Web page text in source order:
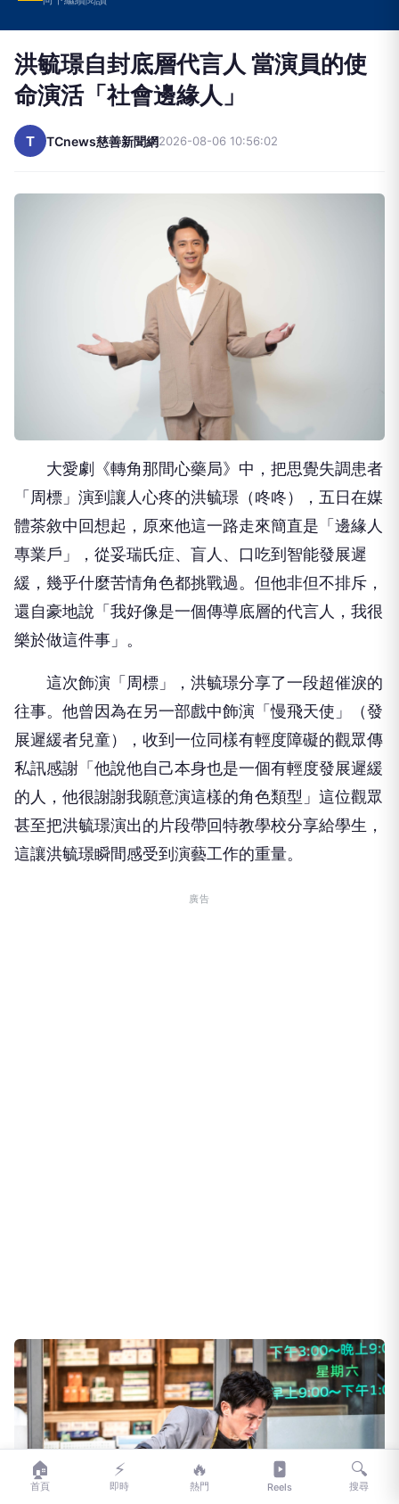
洪毓璟自封底層代言人 當演員的使
命演活「社會邊緣人」
T TCnews慈善新聞網2026-08-06 10:56:02
大愛劇《轉角那間心藥局》中，把思覺失調患者
「周標」演到讓人心疼的洪毓璟（咚咚），五日在媒
體茶敘中回想起，原來他這一路走來簡直是「邊緣人
專業戶」，從妥瑞氏症、盲人、口吃到智能發展遲
緩，幾乎什麼苦情角色都挑戰過。但他非但不排斥，
還自豪地說「我好像是一個傳導底層的代言人，我很
樂於做這件事」。
這次飾演「周標」，洪毓璟分享了一段超催淚的
往事。他曾因為在另一部戲中飾演「慢飛天使」（發
展遲緩者兒童），收到一位同樣有輕度障礙的觀眾傳
私訊感謝「他說他自己本身也是一個有輕度發展遲緩
的人，他很謝謝我願意演這樣的角色類型」這位觀眾
甚至把洪毓璟演出的片段帶回特教學校分享給學生，
這讓洪毓璟瞬間感受到演藝工作的重量。
廣告
🏠
首頁
⚡
即時
🔥
熱門 Reels
🔍
搜尋